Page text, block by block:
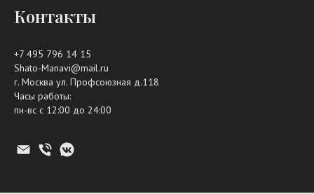
Контакты
+7 495 796 14 15
Shato-Manavi@mail.ru
г. Москва ул. Профсоюзная д.118
Часы работы:
пн-вс с 12:00 до 24:00